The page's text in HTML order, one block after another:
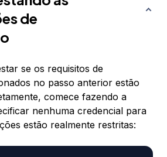
de
se os requisitos de
no passo anterior estão
comece fazendo a
nenhuma credencial para
estão realmente restritas: